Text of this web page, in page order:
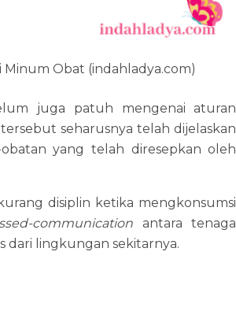
Obat (indahladya.com)
juga patuh mengenai aturan
seharusnya telah dijelaskan
yang telah diresepkan oleh
disiplin ketika mengkonsumsi
communication antara tenaga
dari lingkungan sekitarnya.